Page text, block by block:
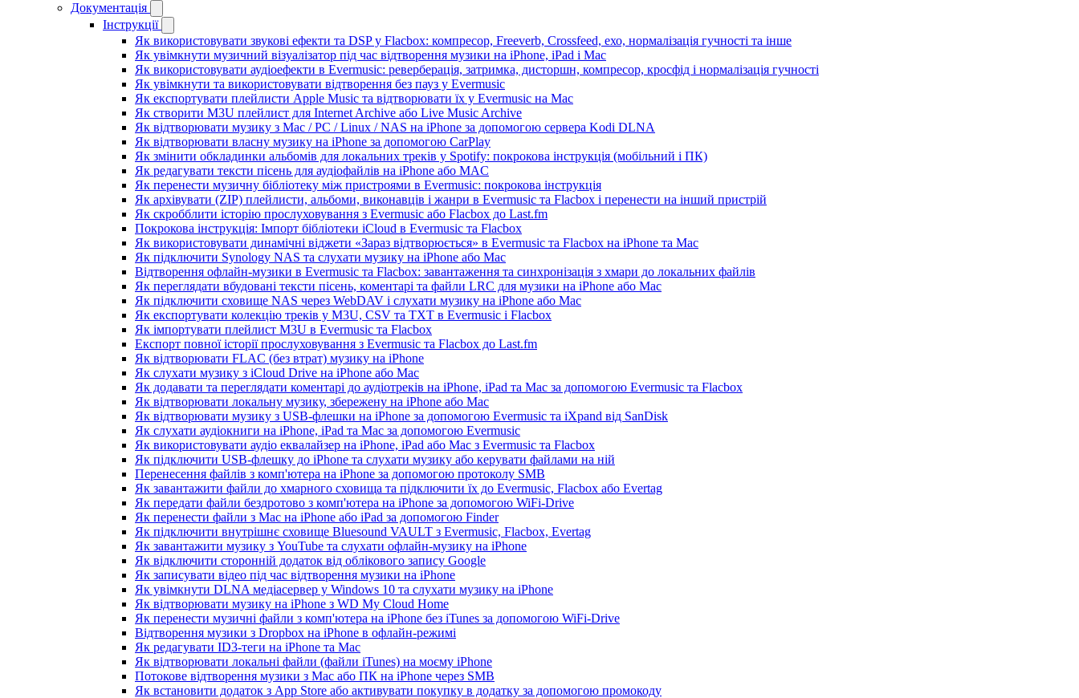
Документація
Інструкції
Як використовувати звукові ефекти та DSP у Flacbox: компресор, Freeverb, Crossfeed, ехо, нормалізація гучності та інше
Як увімкнути музичний візуалізатор під час відтворення музики на iPhone, iPad і Mac
Як використовувати аудіоефекти в Evermusic: реверберація, затримка, дисторшн, компресор, кросфід і нормалізація гучності
Як увімкнути та використовувати відтворення без пауз у Evermusic
Як експортувати плейлисти Apple Music та відтворювати їх у Evermusic на Mac
Як створити M3U плейлист для Internet Archive або Live Music Archive
Як відтворювати музику з Mac / PC / Linux / NAS на iPhone за допомогою сервера Kodi DLNA
Як відтворювати власну музику на iPhone за допомогою CarPlay
Як змінити обкладинки альбомів для локальних треків у Spotify: покрокова інструкція (мобільний і ПК)
Як редагувати тексти пісень для аудіофайлів на iPhone або MAC
Як перенести музичну бібліотеку між пристроями в Evermusic: покрокова інструкція
Як архівувати (ZIP) плейлисти, альбоми, виконавців і жанри в Evermusic та Flacbox і перенести на інший пристрій
Як скробблити історію прослуховування з Evermusic або Flacbox до Last.fm
Покрокова інструкція: Імпорт бібліотеки iCloud в Evermusic та Flacbox
Як використовувати динамічні віджети «Зараз відтворюється» в Evermusic та Flacbox на iPhone та Mac
Як підключити Synology NAS та слухати музику на iPhone або Mac
Відтворення офлайн-музики в Evermusic та Flacbox: завантаження та синхронізація з хмари до локальних файлів
Як переглядати вбудовані тексти пісень, коментарі та файли LRC для музики на iPhone або Mac
Як підключити сховище NAS через WebDAV і слухати музику на iPhone або Mac
Як експортувати колекцію треків у M3U, CSV та TXT в Evermusic і Flacbox
Як імпортувати плейлист M3U в Evermusic та Flacbox
Експорт повної історії прослуховування з Evermusic та Flacbox до Last.fm
Як відтворювати FLAC (без втрат) музику на iPhone
Як слухати музику з iCloud Drive на iPhone або Mac
Як додавати та переглядати коментарі до аудіотреків на iPhone, iPad та Mac за допомогою Evermusic та Flacbox
Як відтворювати локальну музику, збережену на iPhone або Mac
Як відтворювати музику з USB-флешки на iPhone за допомогою Evermusic та iXpand від SanDisk
Як слухати аудіокниги на iPhone, iPad та Mac за допомогою Evermusic
Як використовувати аудіо еквалайзер на iPhone, iPad або Mac з Evermusic та Flacbox
Як підключити USB-флешку до iPhone та слухати музику або керувати файлами на ній
Перенесення файлів з комп'ютера на iPhone за допомогою протоколу SMB
Як завантажити файли до хмарного сховища та підключити їх до Evermusic, Flacbox або Evertag
Як передати файли бездротово з комп'ютера на iPhone за допомогою WiFi-Drive
Як перенести файли з Mac на iPhone або iPad за допомогою Finder
Як підключити внутрішнє сховище Bluesound VAULT з Evermusic, Flacbox, Evertag
Як завантажити музику з YouTube та слухати офлайн-музику на iPhone
Як відключити сторонній додаток від облікового запису Google
Як записувати відео під час відтворення музики на iPhone
Як увімкнути DLNA медіасервер у Windows 10 та слухати музику на iPhone
Як відтворювати музику на iPhone з WD My Cloud Home
Як перенести музичні файли з комп'ютера на iPhone без iTunes за допомогою WiFi-Drive
Відтворення музики з Dropbox на iPhone в офлайн-режимі
Як редагувати ID3-теги на iPhone та Mac
Як відтворювати локальні файли (файли iTunes) на моєму iPhone
Потокове відтворення музики з Mac або ПК на iPhone через SMB
Як встановити додаток з App Store або активувати покупку в додатку за допомогою промокоду